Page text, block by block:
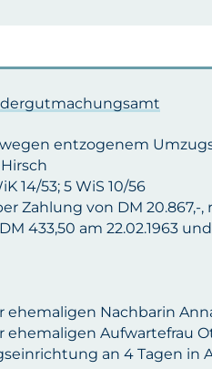
entzogenem
14/53; 5 WiS 10/56
Zahlung von DM
433,50 am 22.02.1963
ehemaligen Nachbarin
ehemaligen Aufwartefrau
an 4 Tagen